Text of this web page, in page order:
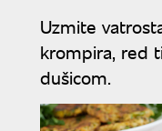
Uzmite
krompira, red
dušicom.